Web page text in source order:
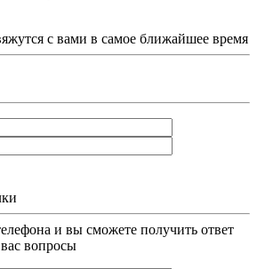
с вами в самое ближайшее время
и вы сможете получить ответ
вопросы